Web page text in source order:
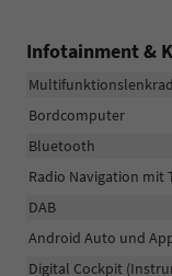
Infotainment &
Multifunktionslenkrad
Bordcomputer
Bluetooth
Radio Navigation mit
DAB
Android Auto und
Digital Cockpit